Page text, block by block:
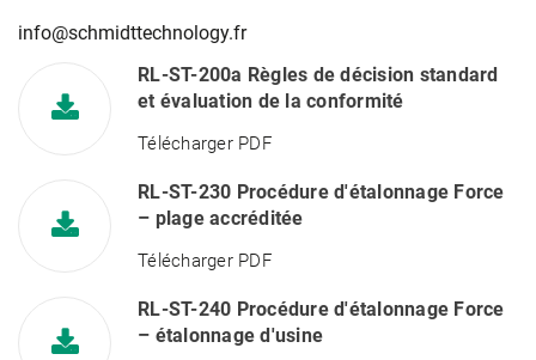
info@schmidttechnology.fr
RL-ST-200a Règles de décision standard
et évaluation de la conformité
Télécharger PDF
RL-ST-230 Procédure d'étalonnage Force
– plage accréditée
Télécharger PDF
RL-ST-240 Procédure d'étalonnage Force
– étalonnage d'usine